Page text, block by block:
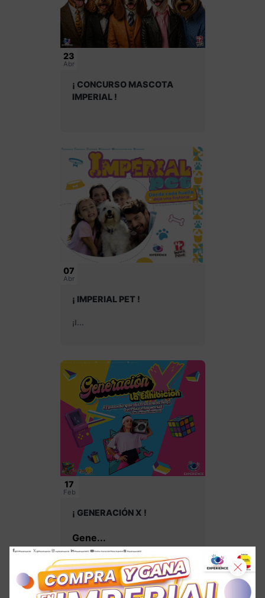
23
Abr
¡ CONCURSO MASCOTA
IMPERIAL !
07
Abr
¡ IMPERIAL PET !
¡I...
17
Feb
¡ GENERACIÓN X !
Gene...